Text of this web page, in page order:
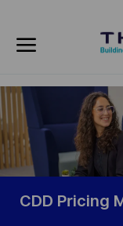
-
CDD Pricing